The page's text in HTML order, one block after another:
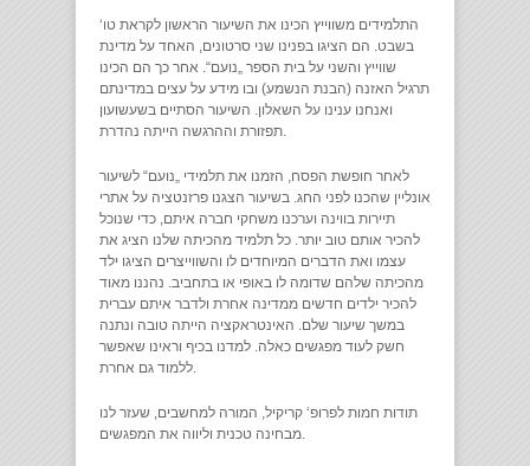
התלמידים משווייץ הכינו את השיעור הראשון לקראת טו‘
בשבט. הם הציגו בפנינו שני סרטונים, האחד על מדינת
שווייץ והשני על בית הספר „נועם“. אחר כך הם הכינו
תרגיל האזנה (הבנת הנשמע) ובו מידע על עצים במדינתם
ואנחנו ענינו על השאלון. השיעור הסתיים בשעשועון
תפזורת וההרגשה הייתה נהדרת.
לאחר חופשת הפסח, הזמנו את תלמידי „נועם“ לשיעור
אונליין שהכנו לפני החג. בשיעור הצגנו פרזנטציה על אתרי
תיירות בווינה וערכנו משחקי חברה איתם, כדי שנוכל
להכיר אותם טוב יותר. כל תלמיד מהכיתה שלנו הציג את
עצמו ואת הדברים המיוחדים לו והשווייצרים הציגו ילד
מהכיתה שלהם שדומה לו באופי או בתחביב. נהננו מאוד
להכיר ילדים חדשים ממדינה אחרת ולדבר איתם עברית
במשך שיעור שלם. האינטראקציה הייתה טובה ונתנה
חשק לעוד מפגשים כאלה. למדנו בכיף וראינו שאפשר
ללמוד גם אחרת.
תודות חמות לפרופ‘ קריקיל, המורה למחשבים, שעזר לנו
מבחינה טכנית וליווה את המפגשים.